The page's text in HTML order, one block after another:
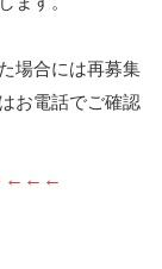
場合には再募集
お電話でご確認
←←←